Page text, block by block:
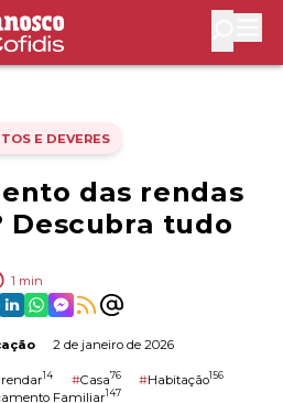
E DEVERES
das rendas
Descubra tudo
1 min
2 de janeiro de 2026
14 #Casa76 #Habitação156
Familiar147